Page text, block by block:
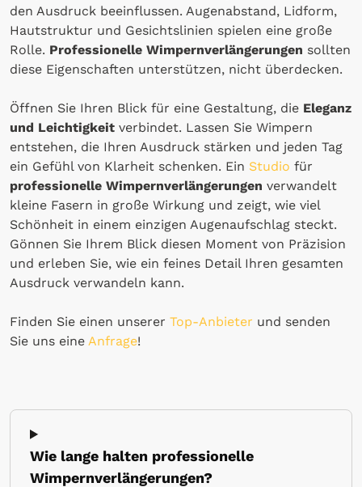
den Ausdruck beeinflussen. Augenabstand, Lidform,
Hautstruktur und Gesichtslinien spielen eine große
Rolle. Professionelle Wimpernverlängerungen sollten
diese Eigenschaften unterstützen, nicht überdecken.
Öffnen Sie Ihren Blick für eine Gestaltung, die Eleganz
und Leichtigkeit verbindet. Lassen Sie Wimpern
entstehen, die Ihren Ausdruck stärken und jeden Tag
ein Gefühl von Klarheit schenken. Ein Studio für
professionelle Wimpernverlängerungen verwandelt
kleine Fasern in große Wirkung und zeigt, wie viel
Schönheit in einem einzigen Augenaufschlag steckt.
Gönnen Sie Ihrem Blick diesen Moment von Präzision
und erleben Sie, wie ein feines Detail Ihren gesamten
Ausdruck verwandeln kann.
Finden Sie einen unserer Top-Anbieter und senden
Sie uns eine Anfrage!
Wie lange halten professionelle
Wimpernverlängerungen?